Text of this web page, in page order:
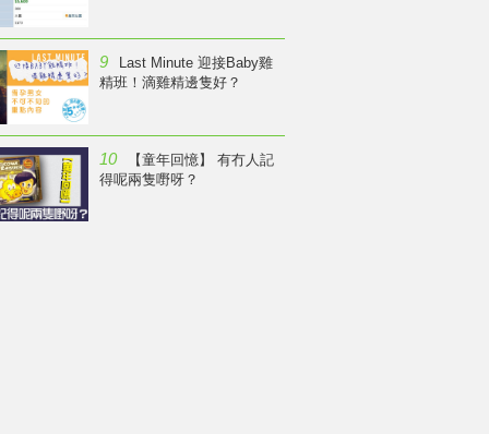
9
Last Minute 迎接Baby雞
精班！滴雞精邊隻好？
10
【童年回憶】 有冇人記
得呢兩隻嘢呀？